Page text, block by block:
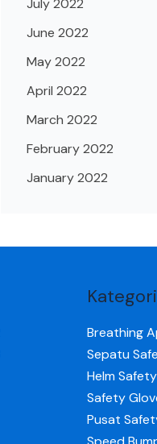
July 2022
June 2022
May 2022
April 2022
March 2022
February 2022
January 2022
Breathing
Sepatu
Helm Safety
Safety
Pusat